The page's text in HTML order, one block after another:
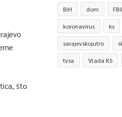
što
BiH dom
koronavirus ks
sarajevskojutro
tvsa Vlada KS